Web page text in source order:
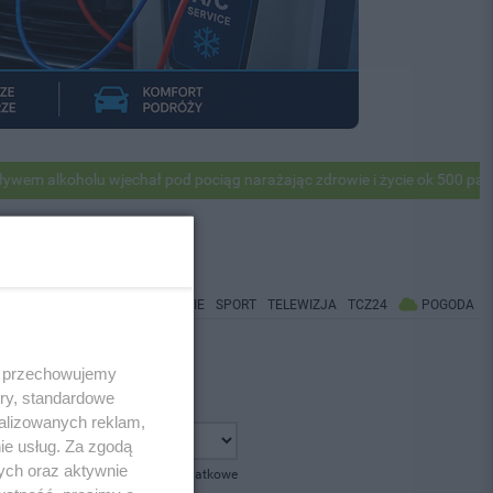
alkoholu wjechał pod pociąg narażając zdrowie i życie ok 500
CO BĘDZIE SPORT TELEWIZJA TCZ24 POGODA
pokaż opcje dodatkowe
standardowe
reklam,
usług. Za zgodą
oraz aktywnie